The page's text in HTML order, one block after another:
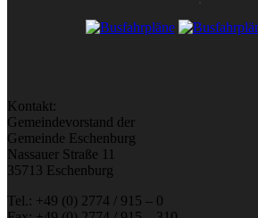
Kontakt:
Gemeindevorstand der
Gemeinde Eschenburg
Nassauer Straße 11
35713 Eschenburg
Tel.: +49 (0) 2774 / 915 – 0